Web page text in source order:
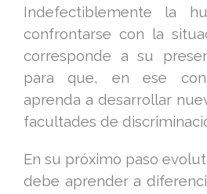
Indefectiblemente la
confrontarse con la
corresponde a su
para que, en ese
aprenda a desarrollar
facultades de
En su próximo paso
debe aprender a